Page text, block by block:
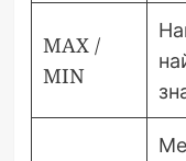
MAX /
MIN